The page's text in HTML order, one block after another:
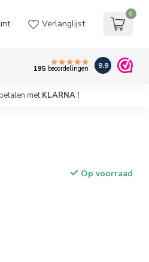
Verlanglijst
0
195 beoordelingen 9.9
met KLARNA !
Op voorraad